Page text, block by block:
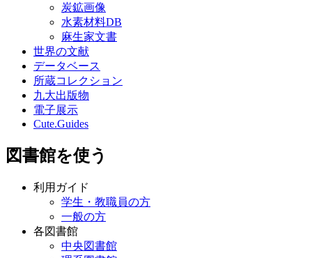
炭鉱画像
水素材料DB
麻生家文書
世界の文献
データベース
所蔵コレクション
九大出版物
電子展示
Cute.Guides
図書館を使う
利用ガイド
学生・教職員の方
一般の方
各図書館
中央図書館